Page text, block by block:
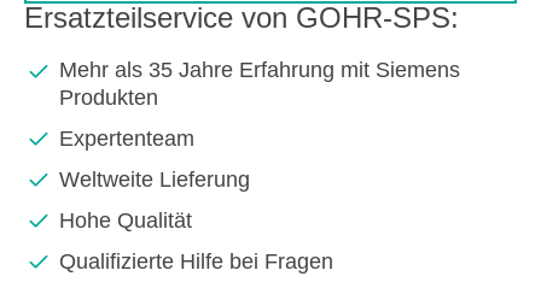
Ersatzteilservice von GOHR-SPS:
Mehr als 35 Jahre Erfahrung mit Siemens
Produkten
Expertenteam
Weltweite Lieferung
Hohe Qualität
Qualifizierte Hilfe bei Fragen